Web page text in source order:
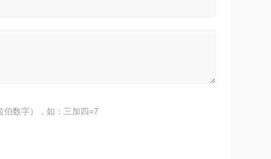
伯数字），如：三加四=7